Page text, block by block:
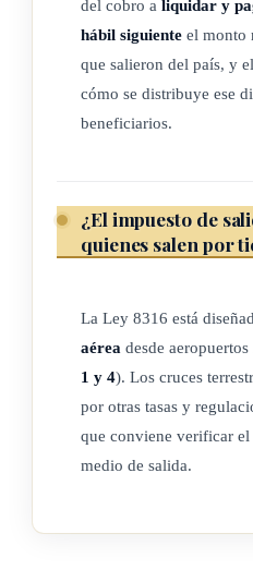
liquidación de los ingresos
Aviación Civil recibidos
Consejo Técnico de
reintegrar al Estado dicha
suma por reintegrar no se
ingresos del aeropuerto.
4- Los recursos referidos en
del cobro a liquidar y
hábil siguiente el monto
que salieron del país, y el
cómo se distribuye ese
beneficiarios.
¿El impuesto de
quienes salen por
La Ley 8316 está
aérea desde
1 y 4). Los cruces
por otras tasas y
que conviene verificar
medio de salida.